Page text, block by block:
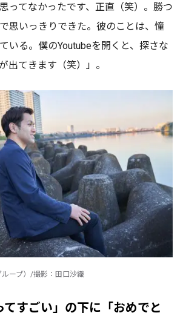
ってなかったです、正直（笑）。勝つ
思いっきりできた。彼のことは、憧
いる。僕のYoutubeを開くと、探さな
出てきます（笑）」。
ープ）/撮影：田口沙織
てすごい」の下に「おめでと